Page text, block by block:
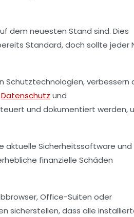
dem neuesten Stand sind. Dies
Standard, doch sollte jeder
Schutztechnologien, verbessern
Datenschutz und
und dokumentiert werden,
aktuelle Sicherheitssoftware und
finanzielle Schäden
Office-Suiten oder
sicherstellen, dass alle